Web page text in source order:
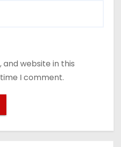
and website in this
I comment.